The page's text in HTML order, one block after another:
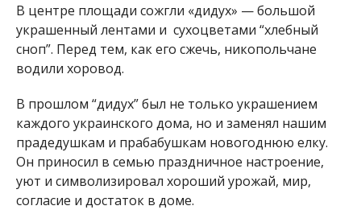
В центре площади сожгли «дидух» — большой
украшенный лентами и сухоцветами “хлебный
сноп”. Перед тем, как его сжечь, никопольчане
водили хоровод.
В прошлом “дидух” был не только украшением
каждого украинского дома, но и заменял нашим
прадедушкам и прабабушкам новогоднюю елку.
Он приносил в семью праздничное настроение,
уют и символизировал хороший урожай, мир,
согласие и достаток в доме.